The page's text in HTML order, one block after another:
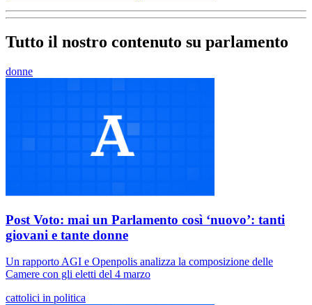
Tutto il nostro contenuto su parlamento
donne
Post Voto: mai un Parlamento così ‘nuovo’: tanti
giovani e tante donne
Un rapporto AGI e Openpolis analizza la composizione delle
Camere con gli eletti del 4 marzo
cattolici in politica